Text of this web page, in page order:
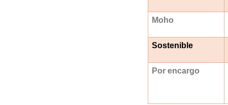
Moho
Sostenible
Por encargo